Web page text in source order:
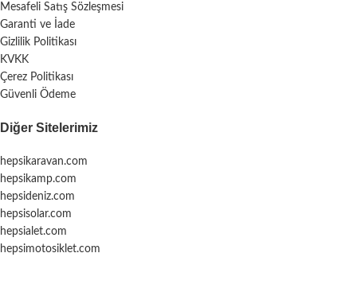
Mesafeli Satış Sözleşmesi
Garanti ve İade
Gizlilik Politikası
KVKK
Çerez Politikası
Güvenli Ödeme
Diğer Sitelerimiz
hepsikaravan.com
hepsikamp.com
hepsideniz.com
hepsisolar.com
hepsialet.com
hepsimotosiklet.com